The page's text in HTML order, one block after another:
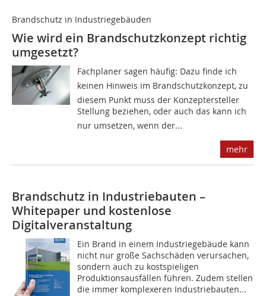
Brandschutz in Industriegebäuden
Wie wird ein Brandschutzkonzept richtig
umgesetzt?
Fachplaner sagen häufig: Dazu finde ich
keinen Hinweis im Brandschutzkonzept, zu
diesem Punkt muss der Konzeptersteller
Stellung beziehen, oder auch das kann ich
nur umsetzen, wenn der...
mehr
Brandschutz in Industriebauten –
Whitepaper und kostenlose
Digitalveranstaltung
Ein Brand in einem Industriegebäude kann
nicht nur große Sachschäden verursachen,
sondern auch zu kostspieligen
Produktionsausfällen führen. Zudem stellen
die immer komplexeren Industriebauten...